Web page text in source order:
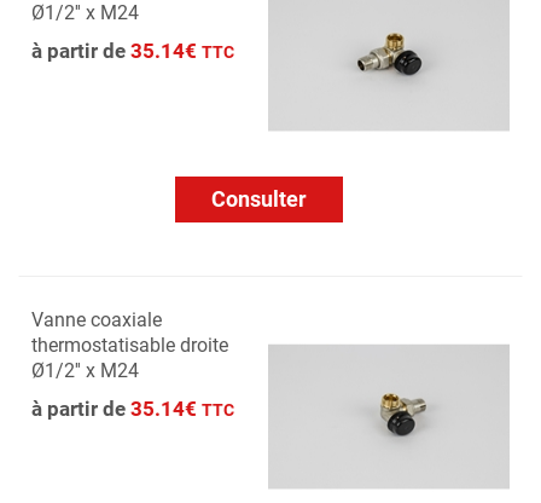
Ø1/2'' x M24
à partir de 35.14€ TTC
Consulter
Vanne coaxiale
thermostatisable droite
Ø1/2'' x M24
à partir de 35.14€ TTC